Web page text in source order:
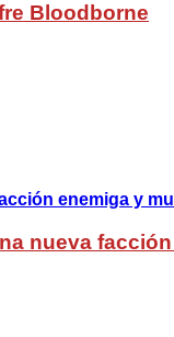
Bloodborne
nueva